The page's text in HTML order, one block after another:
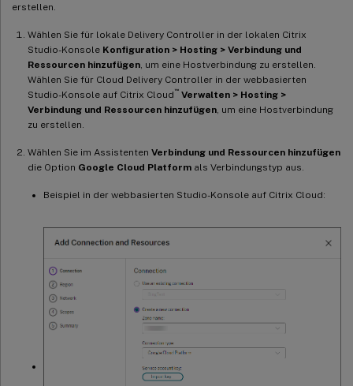
erstellen.
Wählen Sie für lokale Delivery Controller in der lokalen Citrix
Studio-Konsole Konfiguration > Hosting > Verbindung und
Ressourcen hinzufügen, um eine Hostverbindung zu erstellen.
Wählen Sie für Cloud Delivery Controller in der webbasierten
Studio-Konsole auf Citrix Cloud ™ Verwalten > Hosting >
Verbindung und Ressourcen hinzufügen, um eine Hostverbindung
zu erstellen.
Wählen Sie im Assistenten Verbindung und Ressourcen hinzufügen
die Option Google Cloud Platform als Verbindungstyp aus.
Beispiel in der webbasierten Studio-Konsole auf Citrix Cloud: